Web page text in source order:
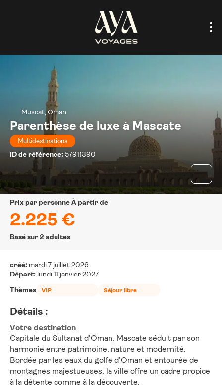
Muscat, Oman
Parenthèse de luxe à Mascate
Multidestinations
ID de référence:57911390
prix par personne À partir de
2.225 €
Basé sur 2 adultes
créé: mardi 7 juillet 2026
Départ: lundi 11 janvier 2027
Thèmes
VIP Séjour libre
Détails :
Votre destination
Capitale du Sultanat d'Oman, Mascate séduit par son
harmonie entre patrimoine, nature et modernité.
Bordée par les eaux du golfe d'Oman et entourée de
montagnes majestueuses, la ville offre un cadre propice
à la détente comme à la découverte.